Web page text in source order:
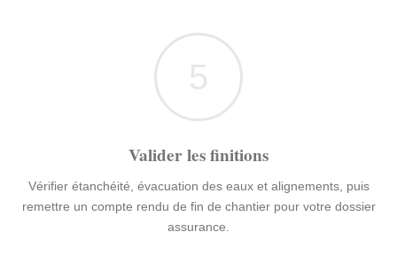
5
Valider les finitions
Vérifier étanchéité, évacuation des eaux et alignements, puis
remettre un compte rendu de fin de chantier pour votre dossier
assurance.